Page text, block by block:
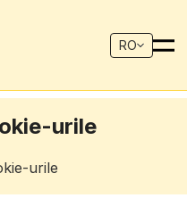
RO
urile
urile